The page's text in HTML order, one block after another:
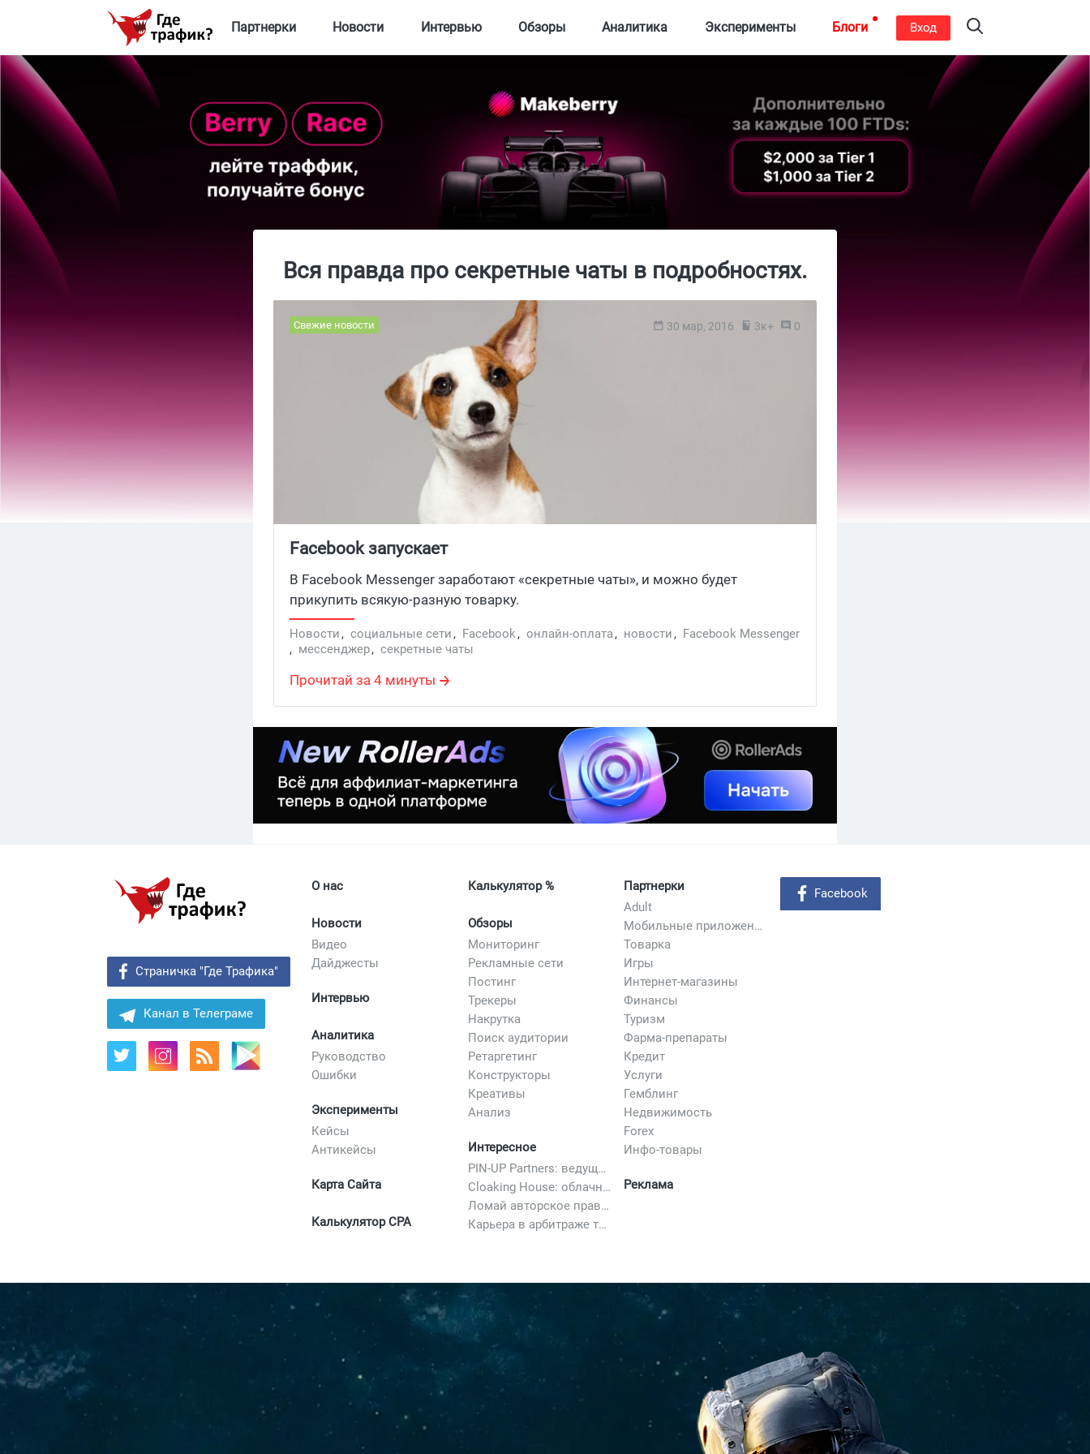
Партнерки Новости Интервью Обзоры Аналитика Эксперименты Блоги Вход
Вся правда про секретные чаты в подробностях.
Свежие новости 30 мар, 2016 3к+ 0
Facebook запускает
В Facebook Messenger заработают «секретные чаты», и можно будет
прикупить всякую-разную товарку.
Новости, социальные сети, Facebook, онлайн-оплата, новости, Facebook Messenger
, мессенджер, секретные чаты
Прочитай за 4 минуты
Страничка "Где Трафика"
Канал в Телеграме
О нас
Новости
Видео
Дайджесты
Интервью
Аналитика
Руководство
Ошибки
Эксперименты
Кейсы
Антикейсы
Карта Сайта
Калькулятор CPA
Калькулятор %
Обзоры
Мониторинг
Рекламные сети
Постинг
Трекеры
Накрутка
Поиск аудитории
Ретаргетинг
Конструкторы
Креативы
Анализ
Интересное
PIN-UP Partners: ведущая партнерская программа в iGaming
Cloaking House: облачный клоакинг для фильтрации ботов FB и Google Ads — гайд PHP-интеграции 2026
Ломай авторское право полностью. 10 способов легально добавить любимый трек в свой креатив
Карьера в арбитраже трафика в 2026: вакансии, зарплаты и как начать
Партнерки
Adult
Мобильные приложения
Товарка
Игры
Интернет-магазины
Финансы
Туризм
Фарма-препараты
Кредит
Услуги
Гемблинг
Недвижимость
Forex
Инфо-товары
Реклама
Facebook